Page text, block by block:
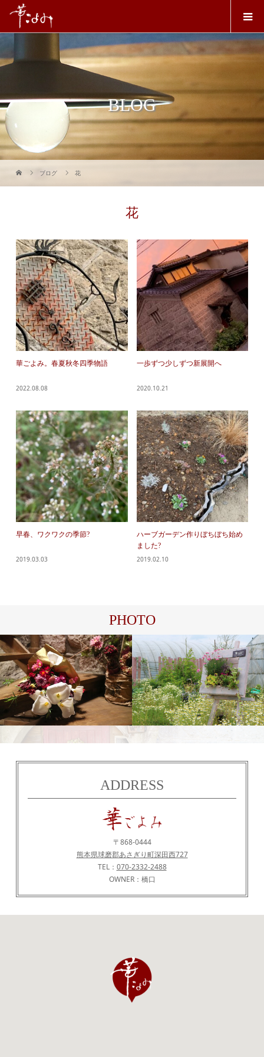
BLOG
ブログ 花
花
華ごよみ。春夏秋冬四季物語
2022.08.08
一歩ずつ少しずつ新展開へ
2020.10.21
早春、ワクワクの季節?
2019.03.03
ハーブガーデン作りぼちぼち始め
ました?
2019.02.10
PHOTO
花 農園
ADDRESS
〒868-0444
熊本県球磨郡あさぎり町深田西727
TEL： 070-2332-2488
OWNER：橋口